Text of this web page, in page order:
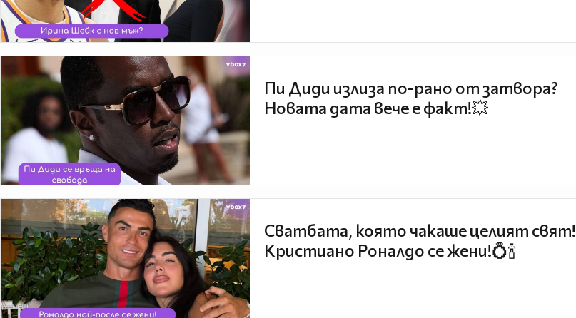
Пи Диди излиза по-рано от затвора?
Новата дата вече е факт!💥
Сватбата, която чакаше целият свят!
Кристиано Роналдо се жени!💍🍾